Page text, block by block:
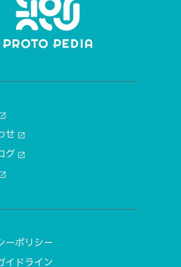
せ open_in_new
グ open_in_new
ーポリシー
イドライン